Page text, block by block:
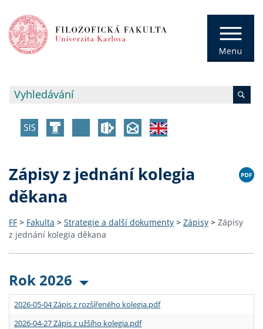
Zápisy z jednání kolegia
děkana
FF > Fakulta > Strategie a další dokumenty > Zápisy > Zápisy
z jednání kolegia děkana
Rok 2026
2026-05-04 Zápis z rozšířeného kolegia.pdf
2026-04-27 Zápis z užšího kolegia.pdf